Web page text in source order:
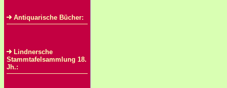
Antiquarische Bücher:
Lindnersche
Stammtafelsammlung 18.
Jh.: